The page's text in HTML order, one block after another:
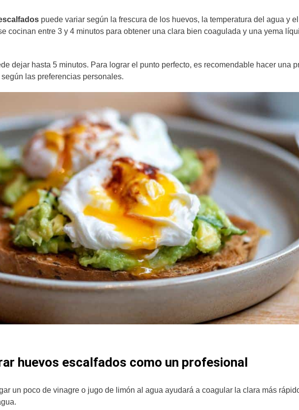
puede variar según la frescura de los huevos, la temperatura del agua y
cocinan entre 3 y 4 minutos para obtener una clara bien coagulada y una yema
dejar hasta 5 minutos. Para lograr el punto perfecto, es recomendable hacer una
las preferencias personales.
huevos escalfados como un profesional
un poco de vinagre o jugo de limón al agua ayudará a coagular la clara más